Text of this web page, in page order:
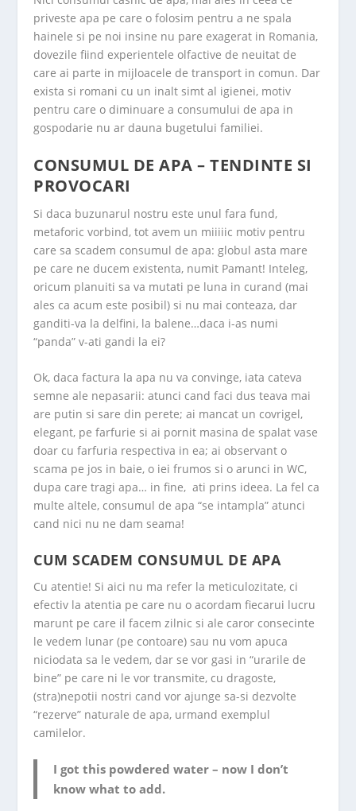
priveste apa pe care o folosim pentru a ne spala
hainele si pe noi insine nu pare exagerat in Romania,
dovezile fiind experientele olfactive de neuitat de
care ai parte in mijloacele de transport in comun. Dar
exista si romani cu un inalt simt al igienei, motiv
pentru care o diminuare a consumului de apa in
gospodarie nu ar dauna bugetului familiei.
CONSUMUL DE APA – TENDINTE SI
PROVOCARI
Si daca buzunarul nostru este unul fara fund,
metaforic vorbind, tot avem un miiiiic motiv pentru
care sa scadem consumul de apa: globul asta mare
pe care ne ducem existenta, numit Pamant! Inteleg,
oricum planuiti sa va mutati pe luna in curand (mai
ales ca acum este posibil) si nu mai conteaza, dar
ganditi-va la delfini, la balene…daca i-as numi
“panda” v-ati gandi la ei?
Ok, daca factura la apa nu va convinge, iata cateva
semne ale nepasarii: atunci cand faci dus teava mai
are putin si sare din perete; ai mancat un covrigel,
elegant, pe farfurie si ai pornit masina de spalat vase
doar cu farfuria respectiva in ea; ai observant o
scama pe jos in baie, o iei frumos si o arunci in WC,
dupa care tragi apa… in fine, ati prins ideea. La fel ca
multe altele, consumul de apa “se intampla” atunci
cand nici nu ne dam seama!
CUM SCADEM CONSUMUL DE APA
Cu atentie! Si aici nu ma refer la meticulozitate, ci
efectiv la atentia pe care nu o acordam fiecarui lucru
marunt pe care il facem zilnic si ale caror consecinte
le vedem lunar (pe contoare) sau nu vom apuca
niciodata sa le vedem, dar se vor gasi in “urarile de
bine” pe care ni le vor transmite, cu dragoste,
(stra)nepotii nostri cand vor ajunge sa-si dezvolte
“rezerve” naturale de apa, urmand exemplul
camilelor.
I got this powdered water – now I don’t
know what to add.